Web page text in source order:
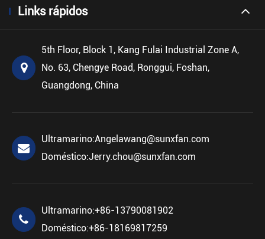
Links rápidos
5th Floor, Block 1, Kang Fulai Industrial Zone A,
No. 63, Chengye Road, Ronggui, Foshan,
Guangdong, China
Ultramarino:Angelawang@sunxfan.com
Doméstico:Jerry.chou@sunxfan.com
Ultramarino:+86-13790081902
Doméstico:+86-18169817259